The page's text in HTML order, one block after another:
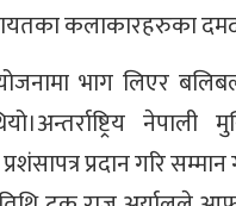
कलाकारहरुका
भाग लिएर बलिबल
प्रदान गरि सम्मान